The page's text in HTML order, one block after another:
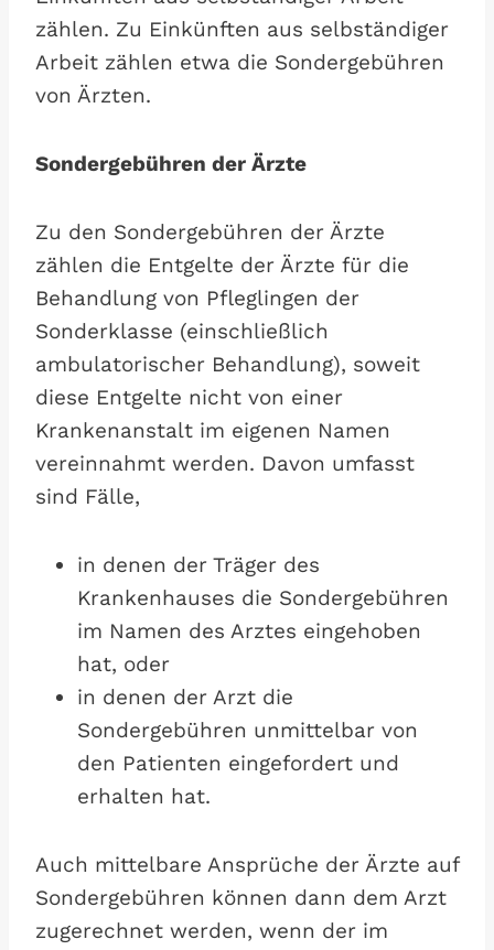
zählen. Zu Einkünften aus selbständiger
Arbeit zählen etwa die Sondergebühren
von Ärzten.
Sondergebühren der Ärzte
Zu den Sondergebühren der Ärzte
zählen die Entgelte der Ärzte für die
Behandlung von Pfleglingen der
Sonderklasse (einschließlich
ambulatorischer Behandlung), soweit
diese Entgelte nicht von einer
Krankenanstalt im eigenen Namen
vereinnahmt werden. Davon umfasst
sind Fälle,
in denen der Träger des
Krankenhauses die Sondergebühren
im Namen des Arztes eingehoben
hat, oder
in denen der Arzt die
Sondergebühren unmittelbar von
den Patienten eingefordert und
erhalten hat.
Auch mittelbare Ansprüche der Ärzte auf
Sondergebühren können dann dem Arzt
zugerechnet werden, wenn der im